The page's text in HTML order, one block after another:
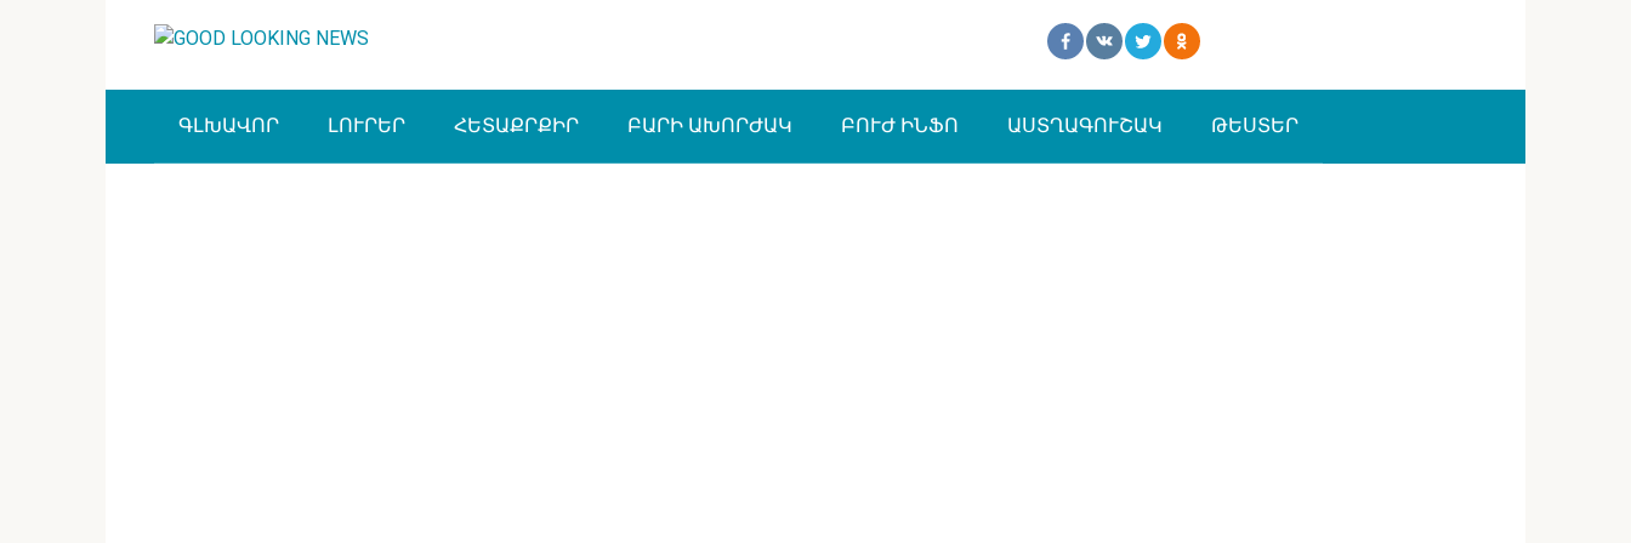
ԳԼԽԱՎՈՐ ԼՈՒՐԵՐ ՀԵՏԱՔՐՔԻՐ ԲԱՐԻ ԱԽՈՐԺԱԿ ԲՈՒԺ ԻՆՖՈ ԱՍՏՂԱԳՈՒՇԱԿ ԹԵՍՏԵՐ